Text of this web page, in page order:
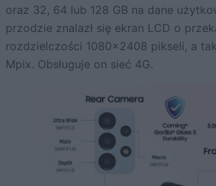
oraz 32, 64 lub 128 GB na dane
przodzie znalazł się ekran LCD o
rozdzielczości 1080×2408 pikseli, a
Mpix. Obsługuje on sieć 4G.